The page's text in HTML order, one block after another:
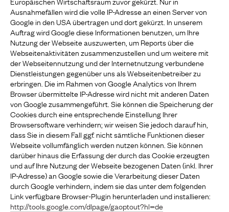
Ausnahmefällen wird die volle IP-Adresse an einen Server von
Google in den USA übertragen und dort gekürzt. In unserem
Auftrag wird Google diese Informationen benutzen, um Ihre
Nutzung der Webseite auszuwerten, um Reports über die
Webseitenaktivitäten zusammenzustellen und um weitere mit
der Webseitennutzung und der Internetnutzung verbundene
Dienstleistungen gegenüber uns als Webseitenbetreiber zu
erbringen. Die im Rahmen von Google Analytics von Ihrem
Browser übermittelte IP-Adresse wird nicht mit anderen Daten
von Google zusammengeführt. Sie können die Speicherung der
Cookies durch eine entsprechende Einstellung Ihrer
Browsersoftware verhindern; wir weisen Sie jedoch darauf hin,
dass Sie in diesem Fall ggf. nicht sämtliche Funktionen dieser
Webseite vollumfänglich werden nutzen können. Sie können
darüber hinaus die Erfassung der durch das Cookie erzeugten
und auf Ihre Nutzung der Webseite bezogenen Daten (inkl. Ihrer
IP-Adresse) an Google sowie die Verarbeitung dieser Daten
durch Google verhindern, indem sie das unter dem folgenden
Link verfügbare Browser-Plugin herunterladen und installieren:
http://tools.google.com/dlpage/gaoptout?hl=de